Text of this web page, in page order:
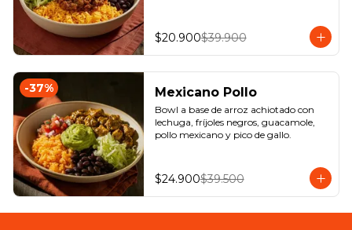
$20.900$39.900
-37% Mexicano Pollo
Bowl a base de arroz achiotado con
lechuga, fríjoles negros, guacamole,
pollo mexicano y pico de gallo.
$24.900$39.500